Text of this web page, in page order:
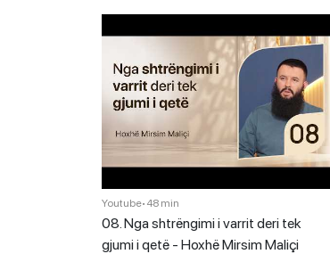
Youtube• 48 min
08. Nga shtrëngimi i varrit deri tek
gjumi i qetë - Hoxhë Mirsim Maliçi